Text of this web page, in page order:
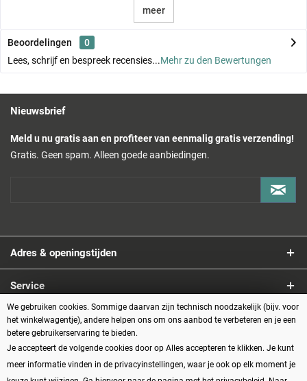
besturing
OPC UA server - gestandaardiseerde, veilige communicatie
Programmeren:
Basis App-pakket
aangepaste regelaars en planners
Franka hand (2-vinger grijper)incl. adapter/aansluitmateriaal
Basis app pakketvoor drag & drop programmeren
Net- en aansluitkabel, snelstartgids
meer
Beoordelingen
0
Lees, schrijf en bespreek recensies...Mehr zu den Bewertungen
Nieuwsbrief
Meld u nu gratis aan en profiteer van eenmalig gratis verzending!
Gratis. Geen spam. Alleen goede aanbiedingen.
Adres & openingstijden
Service
Informatie
Betaalmethoden
We gebruiken cookies. Sommige daarvan zijn technisch noodzakelijk (bijv. voor
het winkelwagentje), andere helpen ons om ons aanbod te verbeteren en je een
betere gebruikerservaring te bieden.
Je accepteert de volgende cookies door op Alles accepteren te klikken. Je kunt
meer informatie vinden in de privacyinstellingen, waar je ook op elk moment je